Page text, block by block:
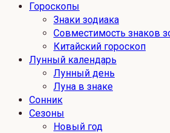
Гороскопы
Знаки зодиака
Совместимость знаков
Китайский гороскоп
Лунный календарь
Лунный день
Луна в знаке
Сонник
Сезоны
Новый год